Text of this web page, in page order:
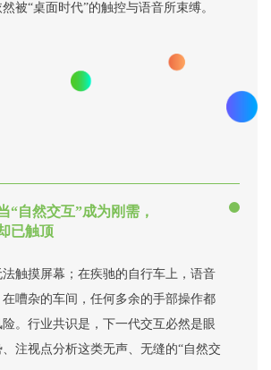
被“桌面时代”的触控与语音所束缚。
“自然交互”成为刚需，
已触顶
触摸屏幕；在疾驰的自行车上，语音
嘈杂的车间，任何多余的手部操作都
。行业共识是，下一代交互必然是眼
注视点分析这类无声、无缝的“自然交